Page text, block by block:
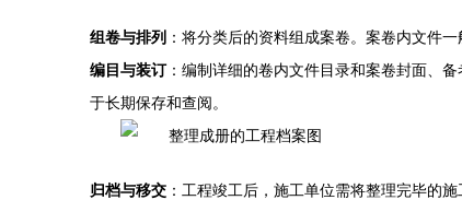
组卷与排列 ：将分类后的资料组成案卷。案卷内文件
编目与装订：编制详细的卷内文件目录和案卷封面、
于长期保存和查阅。
归档与移交 ：工程竣工后，施工单位需将整理完毕的